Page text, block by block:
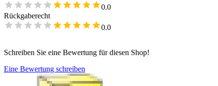
0.0
Rückgaberecht
0.0
Schreiben Sie eine Bewertung für diesen Shop!
Eine Bewertung schreiben